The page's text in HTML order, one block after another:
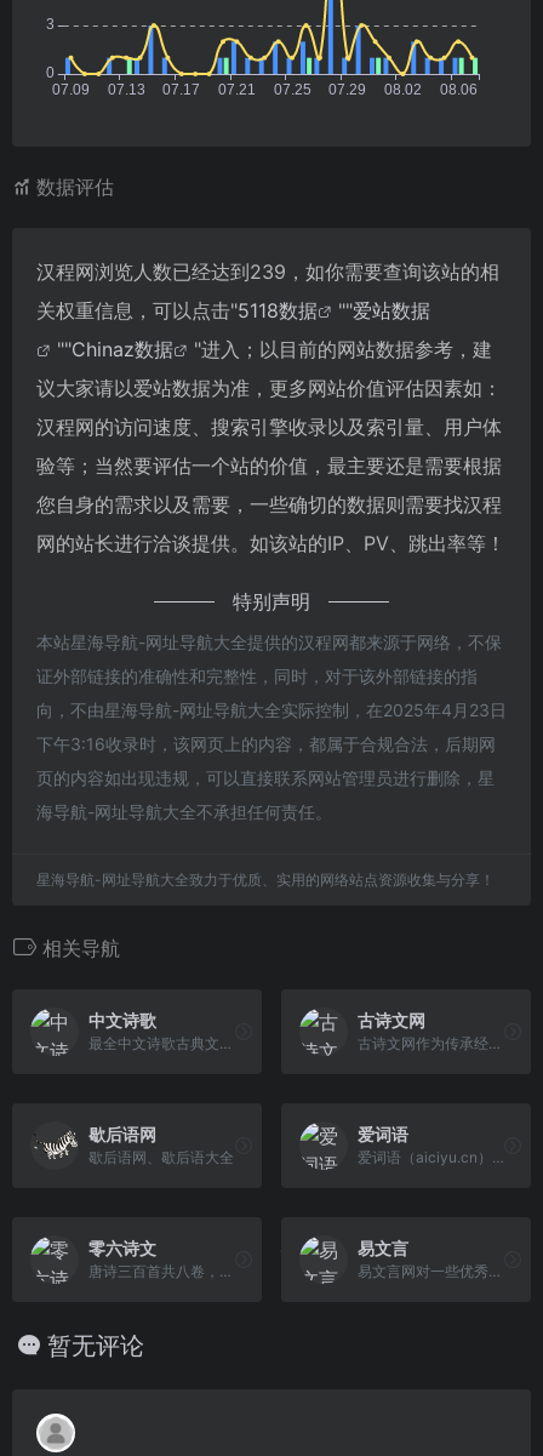
数据评估
汉程网浏览人数已经达到239，如你需要查询该站的相
关权重信息，可以点击"5118数据 ""爱站数据
""Chinaz数据
"进入；以目前的网站数据参考，建
议大家请以爱站数据为准，更多网站价值评估因素如：
汉程网的访问速度、搜索引擎收录以及索引量、用户体
验等；当然要评估一个站的价值，最主要还是需要根据
您自身的需求以及需要，一些确切的数据则需要找汉程
网的站长进行洽谈提供。如该站的IP、PV、跳出率等！
特别声明
本站星海导航-网址导航大全提供的汉程网都来源于网络，不保
证外部链接的准确性和完整性，同时，对于该外部链接的指
向，不由星海导航-网址导航大全实际控制，在2025年4月23日
下午3:16收录时，该网页上的内容，都属于合规合法，后期网
页的内容如出现违规，可以直接联系网站管理员进行删除，星
海导航-网址导航大全不承担任何责任。
星海导航-网址导航大全致力于优质、实用的网络站点资源收集与分享！
相关导航
中文诗歌
最全中文诗歌古典文集数据库，收录了唐宋两朝近一万四千古诗人的诗词
古诗文网
古诗文网作为传承经典的网站专注于古诗文服务，致力于让古诗文爱好者更便捷地发表及获取古诗文相关资料。
歇后语网
歇后语网、歇后语大全
爱词语
爱词语（aiciyu.cn）是一个专注于中国汉字汉语文化知识普及传播的展示平台，爱词语网站精心整理汇总国内古今内外优质的中国汉字汉语词库大全，旗下汇 聚词语大全、成语大全、谜语大全、谚语大全、诗词大全、歇后语大全、网络热词等。为中国数十亿互联网用户构建一个积极健康向上汉语知识的在线阅读网站！
零六诗文
唐诗三百首共八卷，选诗三百一十三首。按五言古诗、七言古诗、五言律诗、七言律诗、五言绝句、七言绝句、乐府等诗体编排，从题材上分为山水、边塞、送别、相思、隐居、科举、贬谪、羁旅、忧国、忧民、上朝、应酬、宫怨、闺怨等等
易文言
易文言网对一些优秀的文言文和古诗词进行分类整理,目前主要分成了文言文翻译大全,经典古诗词大全和经典古诗词名句三部分,其中大部分作品都包含了翻译,注释和赏析。
暂无评论